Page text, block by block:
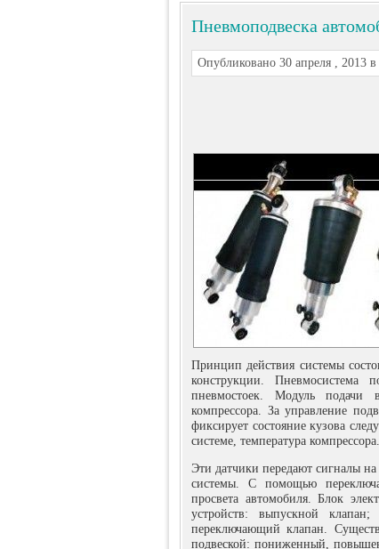
Пневмоподвеска
Опубликовано 30 апреля , 2013
Принцип действия системы
конструкции.
пневмостоек. Модуль подачи
компрессора. За управление
фиксирует состояние кузова
системе, температура компрессора.
Эти датчики передают сигналы
системы. С помощью
просвета автомобиля. Блок
устройств: выпускной
переключающий клапан.
подвеской: пониженный,